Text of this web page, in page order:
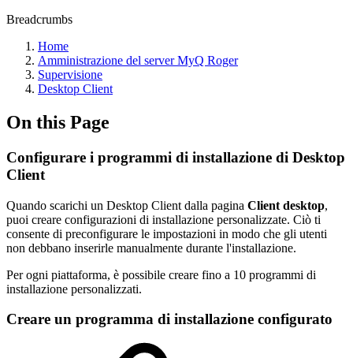
Breadcrumbs
Home
Amministrazione del server MyQ Roger
Supervisione
Desktop Client
On this Page
Configurare i programmi di installazione di Desktop
Client
Quando scarichi un Desktop Client dalla pagina Client desktop,
puoi creare configurazioni di installazione personalizzate. Ciò ti
consente di preconfigurare le impostazioni in modo che gli utenti
non debbano inserirle manualmente durante l'installazione.
Per ogni piattaforma, è possibile creare fino a 10 programmi di
installazione personalizzati.
Creare un programma di installazione configurato